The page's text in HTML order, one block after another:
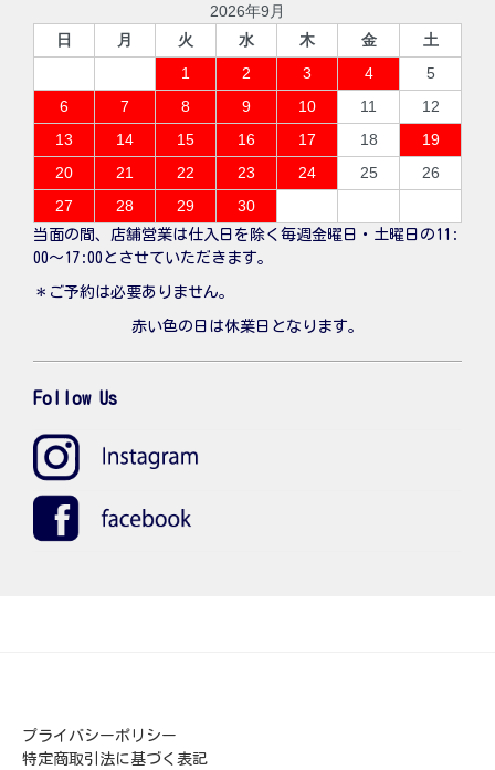
2026年9月
日
月 火 水 木 金
土
1
2 3 4
5
6
7 8 9 10 11
12
13
14 15 16 17 18
19
20
21 22 23 24 25
26
27
28 29 30
当面の間、店舗営業は仕入日を除く毎週金曜日・土曜日の11:
00〜17:00とさせていただきます。
＊ご予約は必要ありません。
赤い色の日は休業日となります。
Follow Us
プライバシーポリシー
特定商取引法に基づく表記